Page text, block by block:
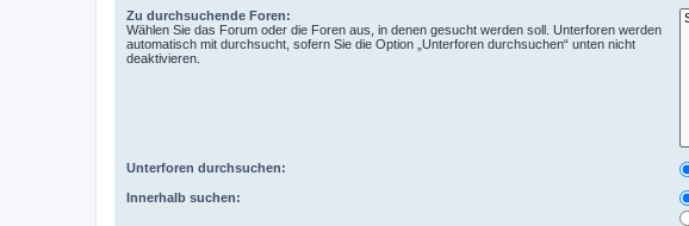
Zu durchsuchende Foren:
Wählen Sie das Forum oder die Foren aus, in denen gesucht werden soll. Unterforen werden
automatisch mit durchsucht, sofern Sie die Option „Unterforen durchsuchen“ unten nicht
deaktivieren.
Unterforen durchsuchen:
Innerhalb suchen: